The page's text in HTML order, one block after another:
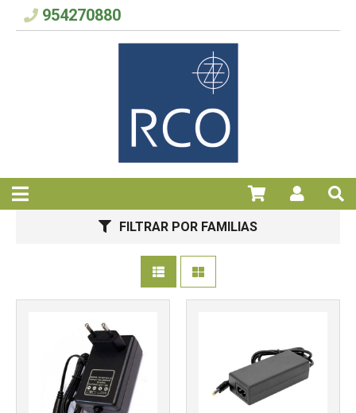
954270880
FILTRAR POR FAMILIAS